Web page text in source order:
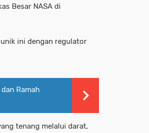
Besar NASA di
ini dengan regulator
Ramah
tenang melalui darat,